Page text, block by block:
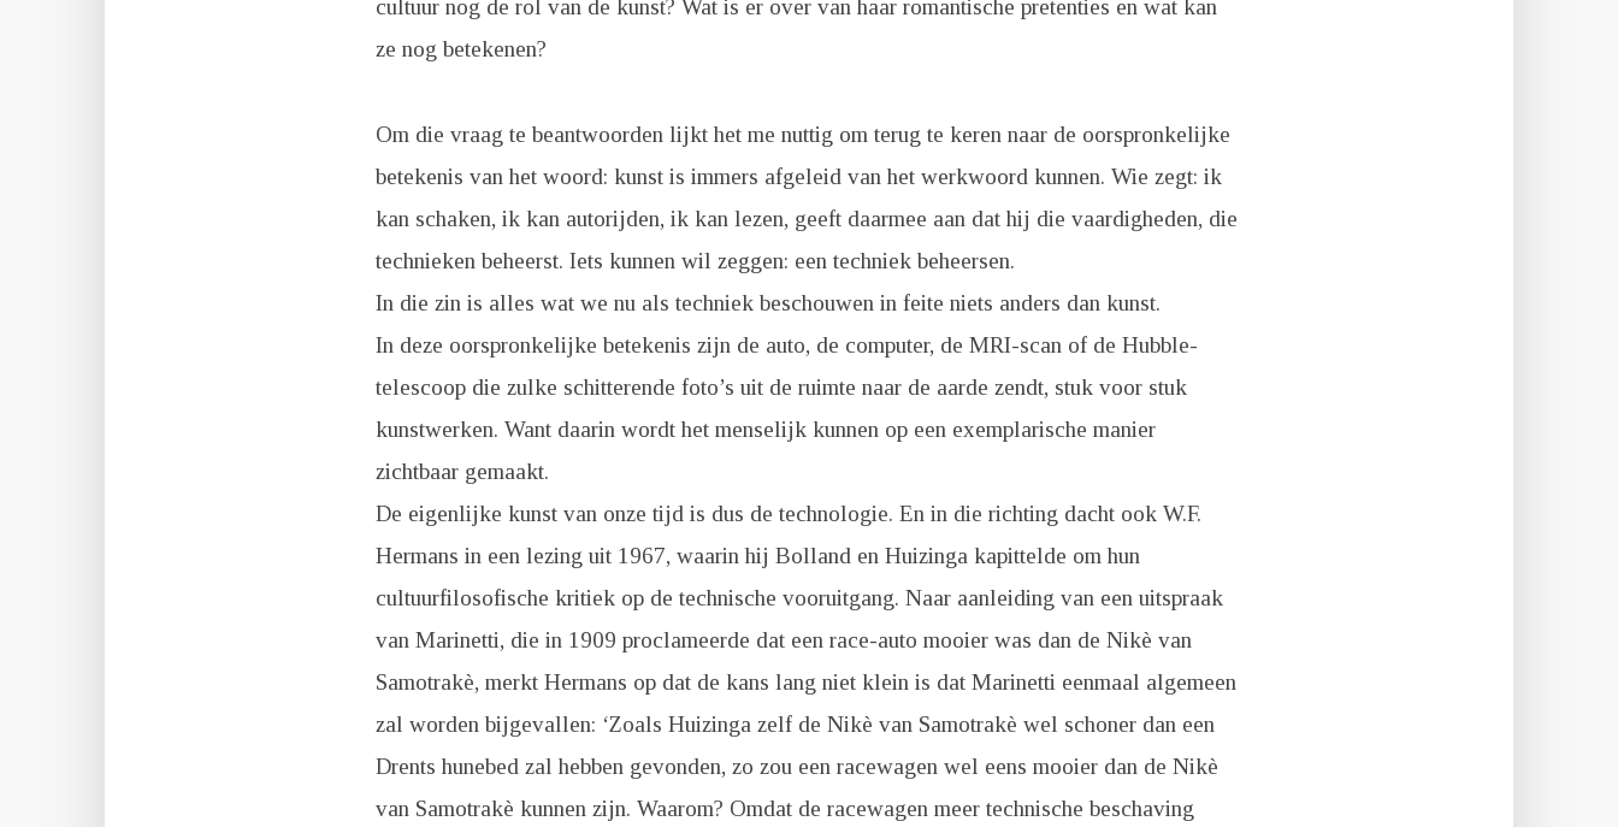
cultuur nog de rol van de kunst? Wat is er over van haar romantische pretenties en wat kan
ze nog betekenen?
Om die vraag te beantwoorden lijkt het me nuttig om terug te keren naar de oorspronkelijke
betekenis van het woord: kunst is immers afgeleid van het werkwoord kunnen. Wie zegt: ik
kan schaken, ik kan autorijden, ik kan lezen, geeft daarmee aan dat hij die vaardigheden, die
technieken beheerst. Iets kunnen wil zeggen: een techniek beheersen.
In die zin is alles wat we nu als techniek beschouwen in feite niets anders dan kunst.
In deze oorspronkelijke betekenis zijn de auto, de computer, de MRI-scan of de Hubble-
telescoop die zulke schitterende foto’s uit de ruimte naar de aarde zendt, stuk voor stuk
kunstwerken. Want daarin wordt het menselijk kunnen op een exemplarische manier
zichtbaar gemaakt.
De eigenlijke kunst van onze tijd is dus de technologie. En in die richting dacht ook W.F.
Hermans in een lezing uit 1967, waarin hij Bolland en Huizinga kapittelde om hun
cultuurfilosofische kritiek op de technische vooruitgang. Naar aanleiding van een uitspraak
van Marinetti, die in 1909 proclameerde dat een race-auto mooier was dan de Nikè van
Samotrakè, merkt Hermans op dat de kans lang niet klein is dat Marinetti eenmaal algemeen
zal worden bijgevallen: ‘Zoals Huizinga zelf de Nikè van Samotrakè wel schoner dan een
Drents hunebed zal hebben gevonden, zo zou een racewagen wel eens mooier dan de Nikè
van Samotrakè kunnen zijn. Waarom? Omdat de racewagen meer technische beschaving